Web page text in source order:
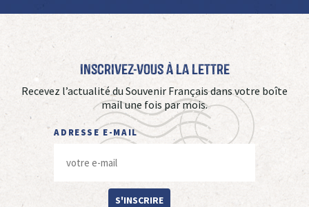
Inscrivez-vous à La Lettre
Recevez l’actualité du Souvenir Français dans votre boîte
mail une fois par mois.
ADRESSE E-MAIL
S'INSCRIRE